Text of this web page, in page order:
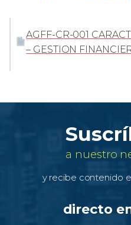
AGFF-CR-001
– GESTION
a nuestro
y recibe contenido
directo